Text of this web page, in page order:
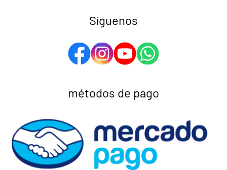
Síguenos
métodos de pago